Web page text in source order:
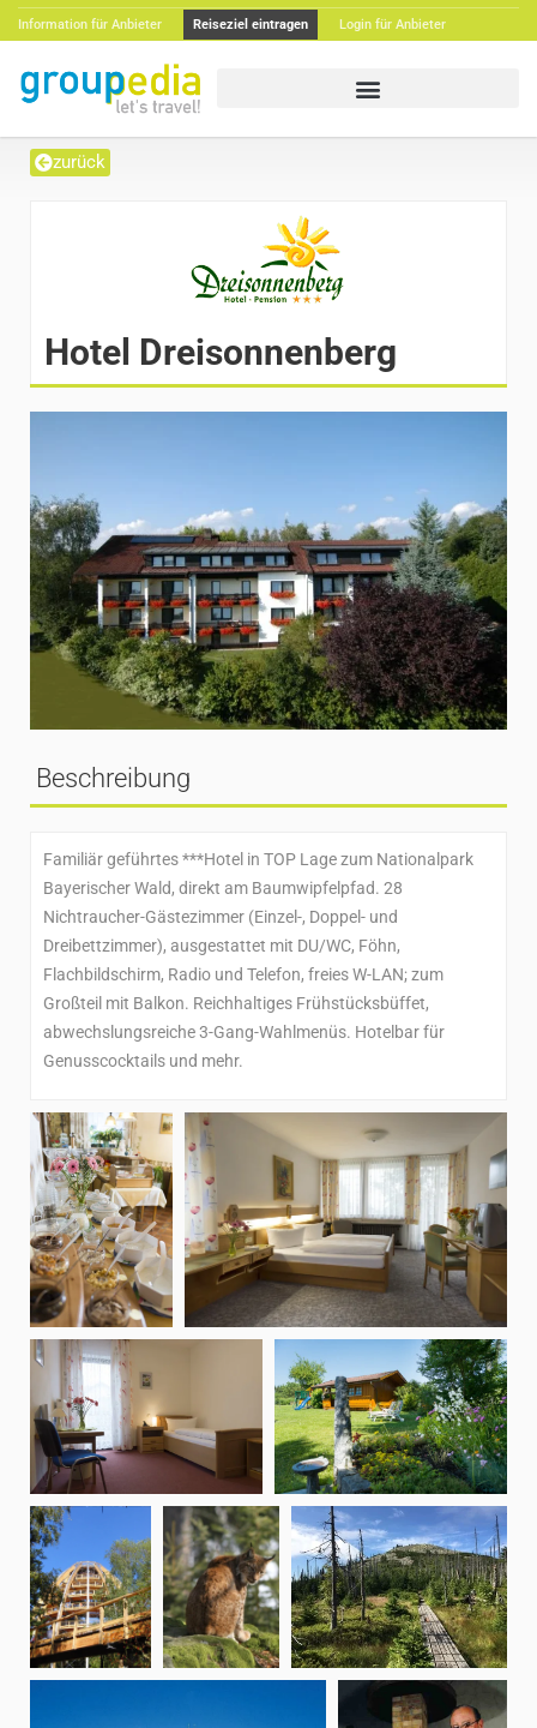
Information für Anbieter Reiseziel eintragen Login für Anbieter
zurück
Hotel Dreisonnenberg
Beschreibung
Familiär geführtes ***Hotel in TOP Lage zum Nationalpark
Bayerischer Wald, direkt am Baumwipfelpfad. 28
Nichtraucher-Gästezimmer (Einzel-, Doppel- und
Dreibettzimmer), ausgestattet mit DU/WC, Föhn,
Flachbildschirm, Radio und Telefon, freies W-LAN; zum
Großteil mit Balkon. Reichhaltiges Frühstücksbüffet,
abwechslungsreiche 3-Gang-Wahlmenüs. Hotelbar für
Genusscocktails und mehr.